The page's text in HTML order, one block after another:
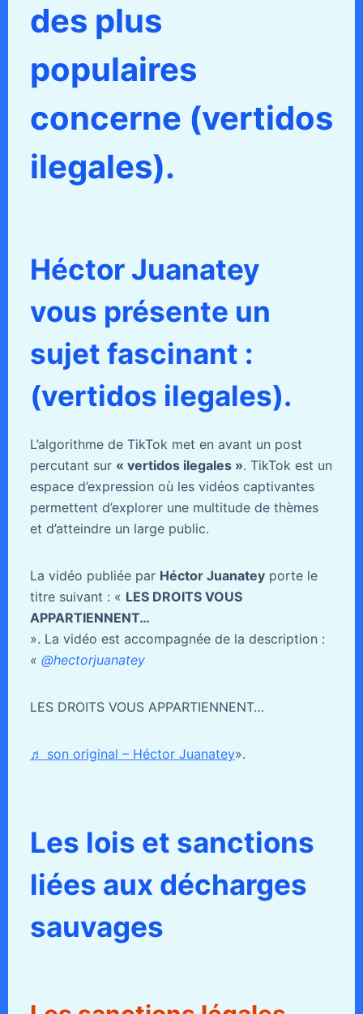
des plus
populaires
concerne (vertidos
ilegales).
Héctor Juanatey
vous présente un
sujet fascinant :
(vertidos ilegales).
L’algorithme de TikTok met en avant un post
percutant sur « vertidos ilegales ». TikTok est un
espace d’expression où les vidéos captivantes
permettent d’explorer une multitude de thèmes
et d’atteindre un large public.
La vidéo publiée par Héctor Juanateyporte le
titre suivant : « LES DROITS VOUS
APPARTIENNENT…
». La vidéo est accompagnée de la description :
« @hectorjuanatey
LES DROITS VOUS APPARTIENNENT…
♬ son original – Héctor Juanatey».
Les lois et sanctions
liées aux décharges
sauvages